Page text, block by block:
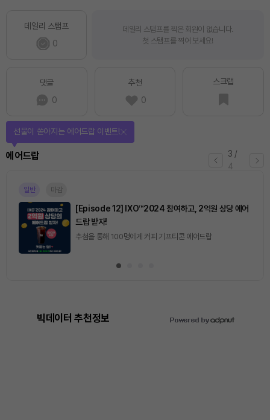
데일리 스탬프
0
데일리 스탬프를 찍은 회원이 없습니다.
첫 스탬프를 찍어 보세요!
댓글
0
추천
0
스크랩
3 /
4
에어드랍
선물이 쏟아지는 에어드랍 이벤트!
일반 마감
[Episode 12] IXO™2024 참여하고, 2억원 상당 에어
드랍 받자!
추첨을 통해 100명에게 커피 기프티콘 에어드랍
빅데이터 추천정보